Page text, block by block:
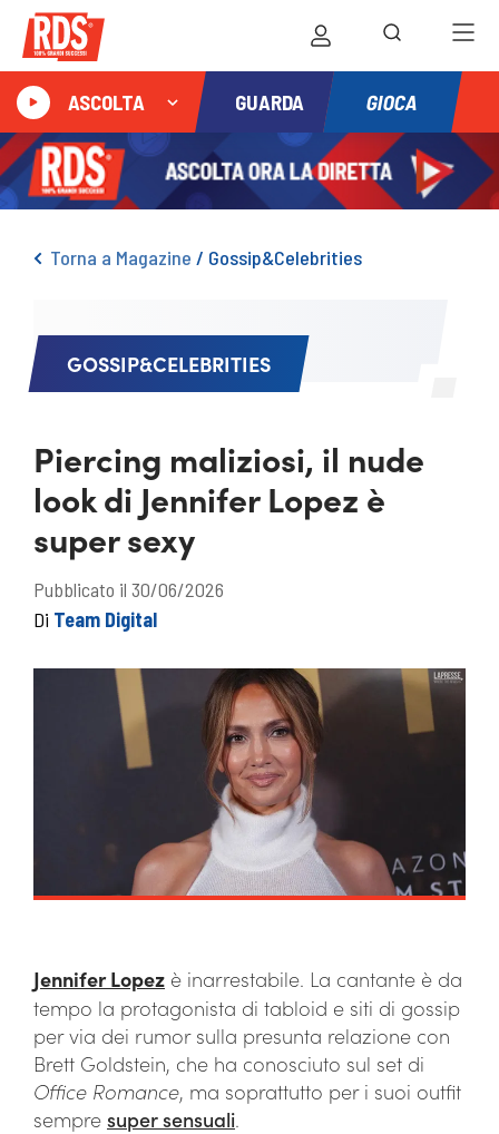
ASCOLTA GUARDA GIOCA
Torna a Magazine / Gossip&Celebrities
GOSSIP&CELEBRITIES
Piercing maliziosi, il nude
look di Jennifer Lopez è
super sexy
Pubblicato il 30/06/2026
Di Team Digital
Jennifer Lopez è inarrestabile. La cantante è da
tempo la protagonista di tabloid e siti di gossip
per via dei rumor sulla presunta relazione con
Brett Goldstein, che ha conosciuto sul set di
Office Romance, ma soprattutto per i suoi outfit
sempre super sensuali.